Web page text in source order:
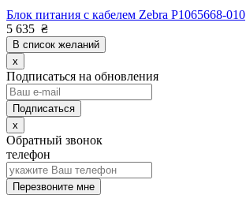
Блок питания с кабелем Zebra P1065668-010
5 635 ₴
В список желаний
x
Подписаться на обновления
x
Обратный звонок
телефон
Перезвоните мне